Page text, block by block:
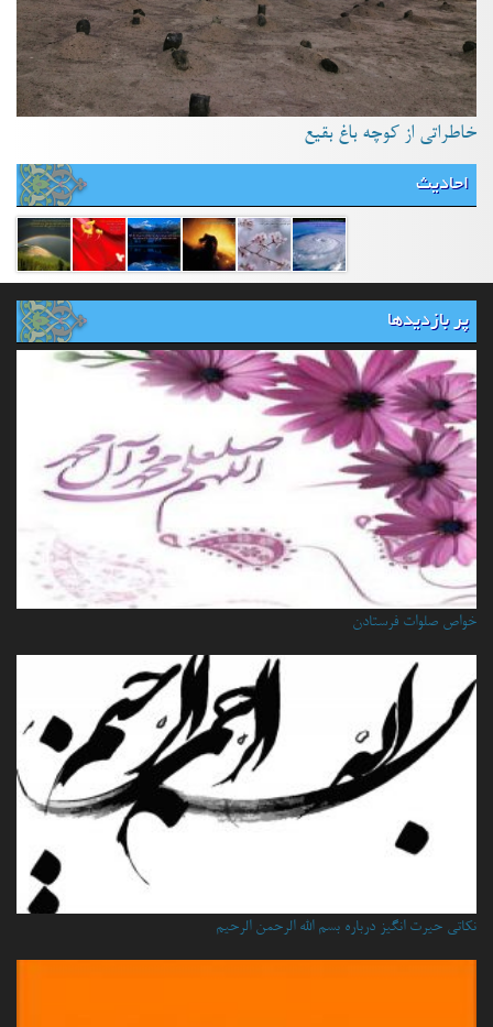
خاطراتی از کوچه باغ بقیع
احادیث
پر بازدیدها
خواص صلوات فرستادن
نكاتي حيرت انگيز درباره بسم الله الرحمن الرحيم